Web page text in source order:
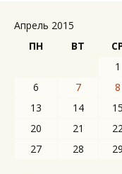
Апрель 2015
ПН
ВТ
1
6
7 8
13
14 15
20
21
27
28 29